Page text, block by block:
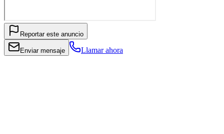
Reportar este anuncio
Enviar mensaje Llamar ahora